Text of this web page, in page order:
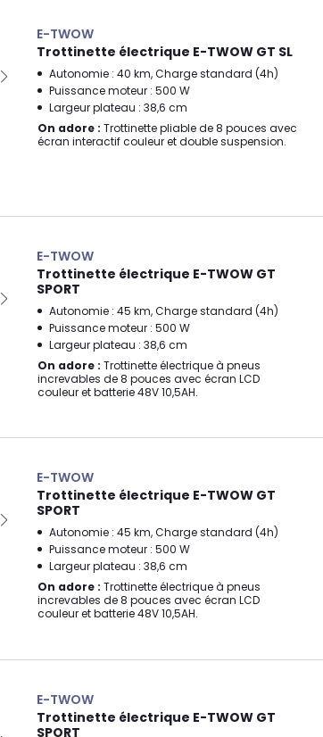
E-TWOW
Trottinette électrique E-TWOW GT SL
Autonomie : 40 km, Charge standard (4h)
Puissance moteur : 500 W
Largeur plateau : 38,6 cm
On adore : Trottinette pliable de 8 pouces avec
écran interactif couleur et double suspension.
E-TWOW
Trottinette électrique E-TWOW GT
SPORT
Autonomie : 45 km, Charge standard (4h)
Puissance moteur : 500 W
Largeur plateau : 38,6 cm
On adore : Trottinette électrique à pneus
increvables de 8 pouces avec écran LCD
couleur et batterie 48V 10,5AH.
E-TWOW
Trottinette électrique E-TWOW GT
SPORT
Autonomie : 45 km, Charge standard (4h)
Puissance moteur : 500 W
Largeur plateau : 38,6 cm
On adore : Trottinette électrique à pneus
increvables de 8 pouces avec écran LCD
couleur et batterie 48V 10,5AH.
E-TWOW
Trottinette électrique E-TWOW GT
SPORT